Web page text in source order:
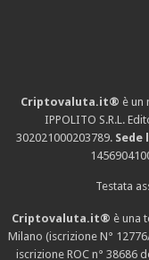
Criptovaluta.it® è un
IPPOLITO S.R.L.
302021000203789. Sede
Testata
Criptovaluta.it® è una
Milano (iscrizione N°
iscrizione ROC n° 38686